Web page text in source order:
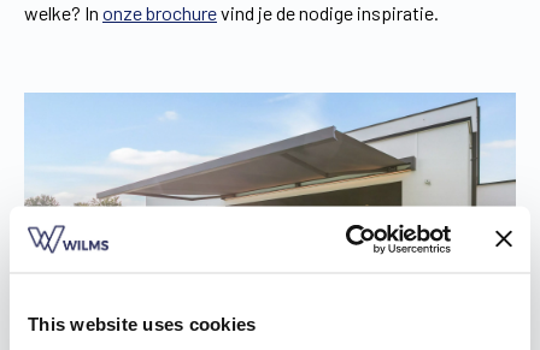
This website uses cookies
welke? In onze brochurevind je de nodige inspiratie.